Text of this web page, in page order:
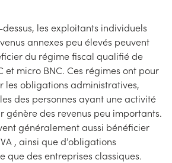
les exploitants individuels
annexes peu élevés peuvent
du régime fiscal qualifié de
et micro BNC. Ces régimes ont pour
les obligations administratives,
des personnes ayant une activité
génère des revenus peu importants.
généralement aussi bénéficier
, ainsi que d’obligations
que des entreprises classiques.